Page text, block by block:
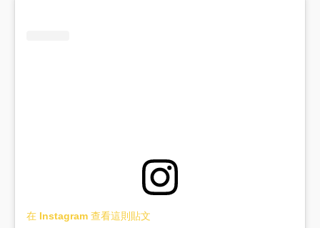
在 Instagram 查看這則貼文